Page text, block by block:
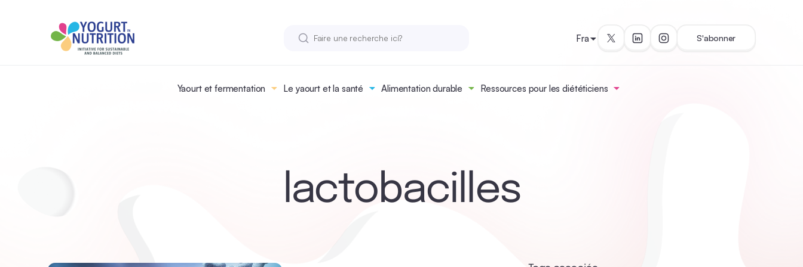
Yaourt et fermentation Le yaourt et la santé Alimentation durable Ressources pour les diététiciens
Fra S'abonner
lactobacilles